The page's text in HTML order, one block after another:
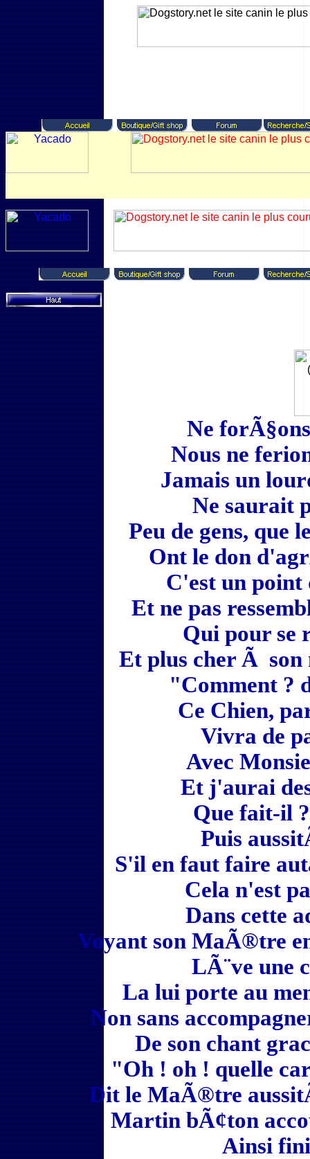
Ne
Nous ne
Jamais un
Ne saurait
Peu de gens,
Ont le don
C'est un
Et ne pas
Qui pour se
Et plus cher Ã son
"Comment ?
Ce Chien,
Vivra de
Avec
Et j'aurai
Que fait-il
Puis
S'il en faut faire
Cela n'est
Dans cette
Voyant son MaÃ®tre
LÃ¨ve une
La lui porte au
Non sans
De son chant
"Oh ! oh ! quelle
Dit le MaÃ®tre
Martin bÃ¢ton
Ainsi